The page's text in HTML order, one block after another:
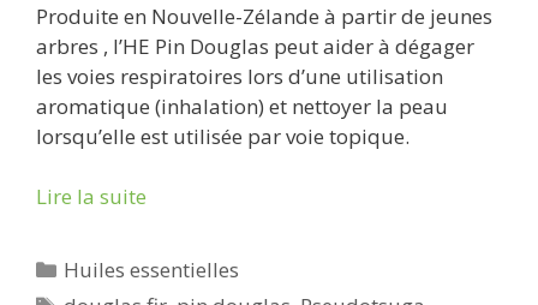
Produite en Nouvelle-Zélande à partir de jeunes
arbres , l’HE Pin Douglas peut aider à dégager
les voies respiratoires lors d’une utilisation
aromatique (inhalation) et nettoyer la peau
lorsqu’elle est utilisée par voie topique.
Lire la suite
Catégories
Huiles essentielles